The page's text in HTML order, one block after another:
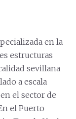
en la
estructuras
sevillana
a escala
el sector de
el Puerto